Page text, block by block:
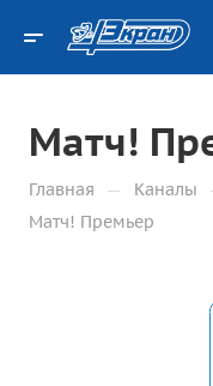
Матч!
Главная — Каналы
Матч! Премьер